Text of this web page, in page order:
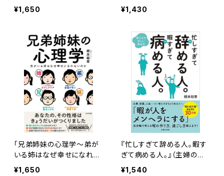
日5分、スキマ時間にととの
う本」（ハーパーコリンズ社）
¥1,650
定感をあげる方法（あさ出
版）
¥1,430
「兄弟姉妹の心理学～弟が
いる姉はなぜ幸せになれな
いのか～」（WAVE出版）
¥1,650
『忙しすぎて辞める人。暇す
ぎて病める人。』（主婦の友
社）
¥1,540